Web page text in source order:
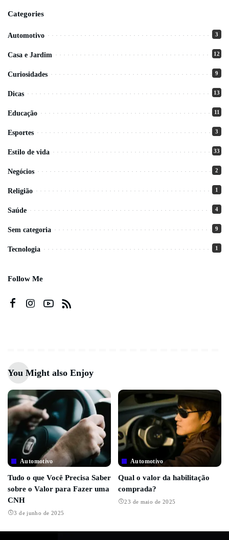
Categories
Automotivo 3
Casa e Jardim 12
Curiosidades 9
Dicas 13
Educação 11
Esportes 3
Estilo de vida 33
Negócios 2
Religião 1
Saúde 4
Sem categoria 9
Tecnologia 1
Follow Me
You Might also Enjoy
Automotivo
Tudo o que Você Precisa Saber
sobre o Valor para Fazer uma
CNH
3 de junho de 2025
Automotivo
Qual o valor da habilitação
comprada?
23 de maio de 2025